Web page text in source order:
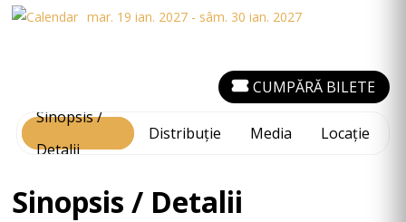
mar. 19 ian. 2027 - sâm. 30 ian. 2027
Sinopsis /
Detalii
Distribuție Media Locație
CUMPĂRĂ BILETE
Sinopsis / Detalii